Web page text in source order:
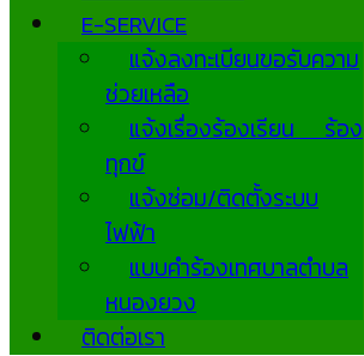
E-SERVICE
แจ้งลงทะเบียนขอรับความ
ช่วยเหลือ
แจ้งเรื่องร้องเรียน ร้อง
ทุกข์
แจ้งซ่อม/ติดตั้งระบบ
ไฟฟ้า
แบบคำร้องเทศบาลตำบล
หนองยวง
ติดต่อเรา